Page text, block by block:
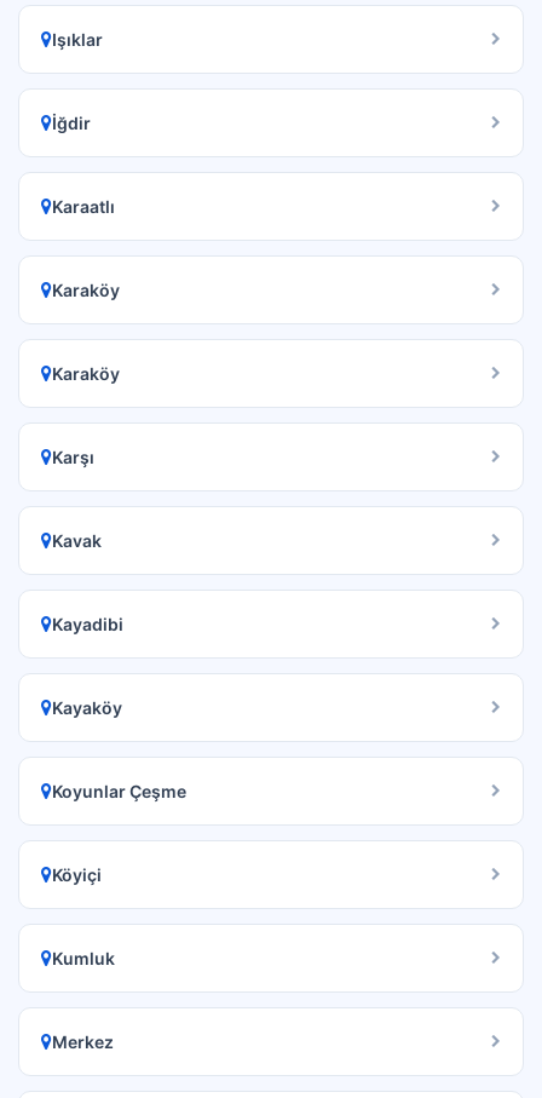
Işıklar
İğdir
Karaatlı
Karaköy
Karaköy
Karşı
Kavak
Kayadibi
Kayaköy
Koyunlar Çeşme
Köyiçi
Kumluk
Merkez